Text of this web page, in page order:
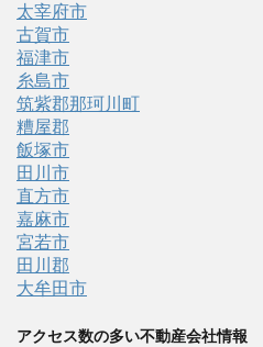
太宰府市
古賀市
福津市
糸島市
筑紫郡那珂川町
糟屋郡
飯塚市
田川市
直方市
嘉麻市
宮若市
田川郡
大牟田市
アクセス数の多い不動産会社情報